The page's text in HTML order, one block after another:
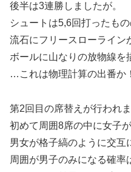
後半は3連勝しましたが。
シュートは5,6回打ったもの
流石にフリースローライン
ボールに山なりの放物線
…これは物理計算の出番か
第2回目の席替えが行われま
初めて周囲8席の中に女子
男女が格子縞のように交互
周囲が男子のみになる確率